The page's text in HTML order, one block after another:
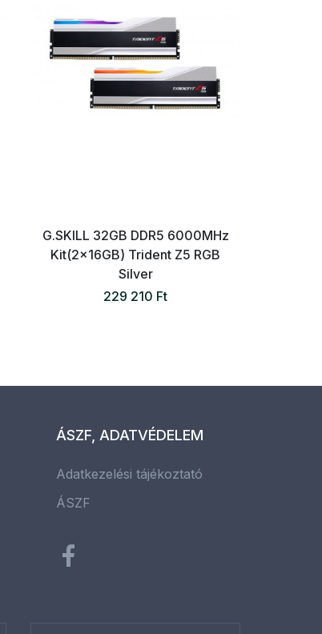
G.SKILL 32GB DDR5 6000MHz
Kit(2x16GB) Trident Z5 RGB
Silver
229 210 Ft
ÁSZF, ADATVÉDELEM
Adatkezelési tájékoztató
ÁSZF